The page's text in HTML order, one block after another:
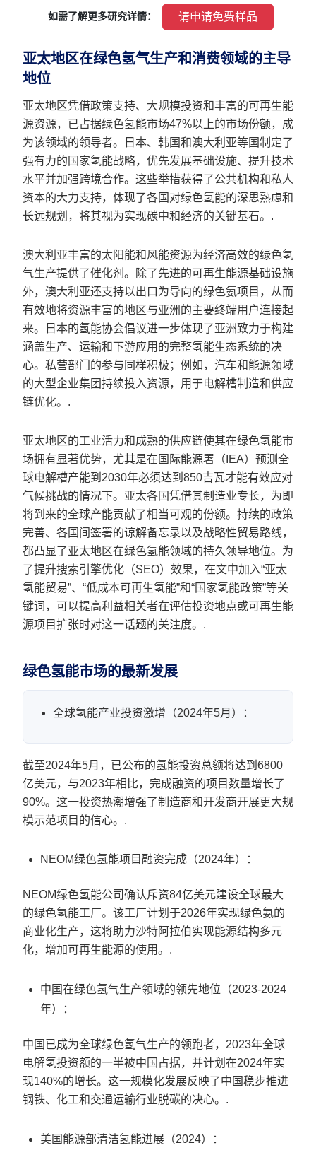
如需了解更多研究详情： 请申请免费样品
亚太地区在绿色氢气生产和消费领域的主导
地位
亚太地区凭借政策支持、大规模投资和丰富的可再生能
源资源，已占据绿色氢能市场47%以上的市场份额，成
为该领域的领导者。日本、韩国和澳大利亚等国制定了
强有力的国家氢能战略，优先发展基础设施、提升技术
水平并加强跨境合作。这些举措获得了公共机构和私人
资本的大力支持，体现了各国对绿色氢能的深思熟虑和
长远规划，将其视为实现碳中和经济的关键基石。.
澳大利亚丰富的太阳能和风能资源为经济高效的绿色氢
气生产提供了催化剂。除了先进的可再生能源基础设施
外，澳大利亚还支持以出口为导向的绿色氨项目，从而
有效地将资源丰富的地区与亚洲的主要终端用户连接起
来。日本的氢能协会倡议进一步体现了亚洲致力于构建
涵盖生产、运输和下游应用的完整氢能生态系统的决
心。私营部门的参与同样积极；例如，汽车和能源领域
的大型企业集团持续投入资源，用于电解槽制造和供应
链优化。.
亚太地区的工业活力和成熟的供应链使其在绿色氢能市
场拥有显著优势，尤其是在国际能源署（IEA）预测全
球电解槽产能到2030年必须达到850吉瓦才能有效应对
气候挑战的情况下。亚太各国凭借其制造业专长，为即
将到来的全球产能贡献了相当可观的份额。持续的政策
完善、各国间签署的谅解备忘录以及战略性贸易路线，
都凸显了亚太地区在绿色氢能领域的持久领导地位。为
了提升搜索引擎优化（SEO）效果，在文中加入“亚太
氢能贸易”、“低成本可再生氢能”和“国家氢能政策”等关
键词，可以提高利益相关者在评估投资地点或可再生能
源项目扩张时对这一话题的关注度。.
绿色氢能市场的最新发展
全球氢能产业投资激增（2024年5月）：
截至2024年5月，已公布的氢能投资总额将达到6800
亿美元，与2023年相比，完成融资的项目数量增长了
90%。这一投资热潮增强了制造商和开发商开展更大规
模示范项目的信心。.
NEOM绿色氢能项目融资完成（2024年）：
NEOM绿色氢能公司确认斥资84亿美元建设全球最大
的绿色氢能工厂。该工厂计划于2026年实现绿色氨的
商业化生产，这将助力沙特阿拉伯实现能源结构多元
化，增加可再生能源的使用。.
中国在绿色氢气生产领域的领先地位（2023-2024
年）：
中国已成为全球绿色氢气生产的领跑者，2023年全球
电解氢投资额的一半被中国占据，并计划在2024年实
现140%的增长。这一规模化发展反映了中国稳步推进
钢铁、化工和交通运输行业脱碳的决心。.
美国能源部清洁氢能进展（2024）：